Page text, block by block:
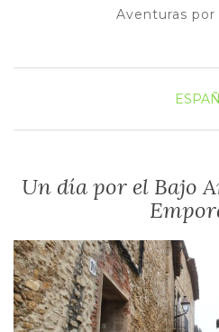
Aventuras
Un día por el Bajo